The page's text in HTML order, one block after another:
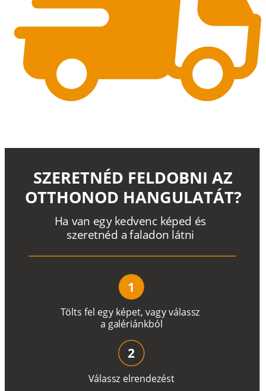
Tölts fel egy képet, vagyválassz
a galériánkból
Ha van egy kedvenc képed és
szeretnéd a faladon látni
SZERETNÉD FELDOBNI AZ
OTTHONOD HANGULATÁT?
1
Válassz elrendezést
2